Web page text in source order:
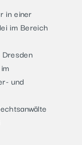
in einer
im Bereich
und